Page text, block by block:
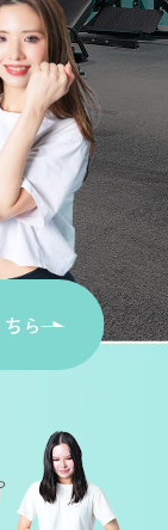
ら